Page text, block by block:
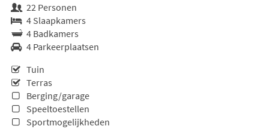
22 Personen
4 Slaapkamers
4 Badkamers
4 Parkeerplaatsen
Tuin
Terras
Berging/garage
Speeltoestellen
Sportmogelijkheden